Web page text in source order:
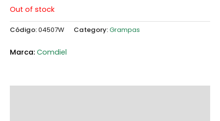
Out of stock
Código:04507W Category:Grampas
Comdiel